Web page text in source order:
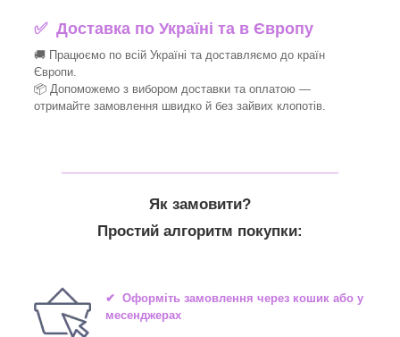
✅Доставка по Україні та в Європу
🚚 Працюємо по всій Україні та доставляємо до країн
Європи.
📦 Допоможемо з вибором доставки та оплатою —
отримайте замовлення швидко й без зайвих клопотів.
Як замовити?
Простий алгоритм покупки:
✔ Оформіть замовлення через кошик або у
месенджерах